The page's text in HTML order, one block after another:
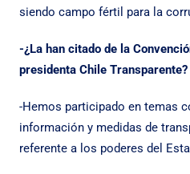
siendo campo fértil para la
-¿La han citado de la
presidenta Chile Transparente?
-Hemos participado en temas
información y medidas de
referente a los poderes del